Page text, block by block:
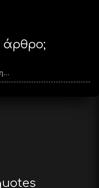
άρθρο;